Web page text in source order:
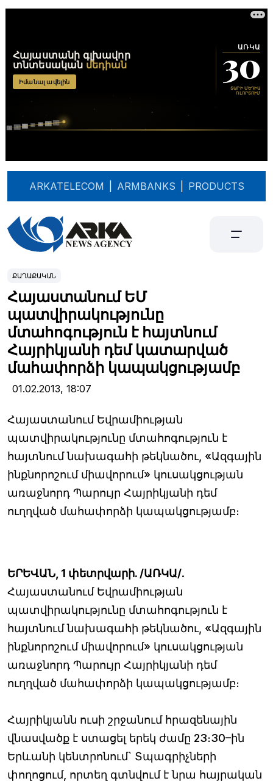
ARKATELECOM ARMBANKS PRODUCTS
ՔԱՂԱՔԱԿԱՆ
Հայաստանում ԵՄ
պատվիրակությունը
մտահոգություն է հայտնում
Հայրիկյանի դեմ կատարված
մահափորձի կապակցությամբ
01.02.2013, 18:07
Հայաստանում Եվրամիության
պատվիրակությունը մտահոգություն է
հայտնում նախագահի թեկնածու, «Ազգային
ինքնորոշում միավորում» կուսակցության
առաջնորդ Պարույր Հայրիկյանի դեմ
ուղղված մահափորձի կապակցությամբ։
ԵՐԵՎԱՆ, 1 փետրվարի. /ԱՌԿԱ/.
Հայաստանում Եվրամիության
պատվիրակությունը մտահոգություն է
հայտնում նախագահի թեկնածու, «Ազգային
ինքնորոշում միավորում» կուսակցության
առաջնորդ Պարույր Հայրիկյանի դեմ
ուղղված մահափորձի կապակցությամբ։
Հայրիկյանն ուսի շրջանում հրազենային
վնասվածք է ստացել երեկ ժամը 23։30–ին
Երևանի կենտրոնում` Տպագրիչների
փողոցում, որտեղ գտնվում է նրա հայրական